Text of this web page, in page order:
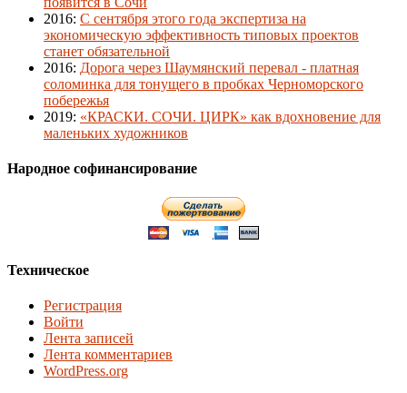
2016: С сентября этого года экспертиза на
экономическую эффективность типовых проектов
станет обязательной
2016: Дорога через Шаумянский перевал - платная
соломинка для тонущего в пробках Черноморского
побережья
2019: «КРАСКИ. СОЧИ. ЦИРК» как вдохновение для
маленьких художников
Народное софинансирование
Техническое
Регистрация
Войти
Лента записей
Лента комментариев
WordPress.org